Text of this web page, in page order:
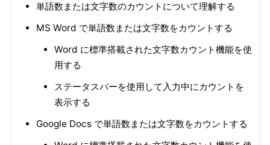
単語数または文字数のカウントについて理解する
MS Word で単語数または文字数をカウントする
Word に標準搭載された文字数カウント機能を使
用する
ステータスバーを使用して入力中にカウントを
表示する
Google Docs で単語数または文字数をカウントする